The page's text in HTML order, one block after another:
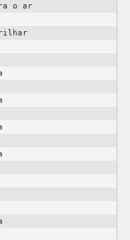
  Eu vi de longe suas mãozinhas para o ar